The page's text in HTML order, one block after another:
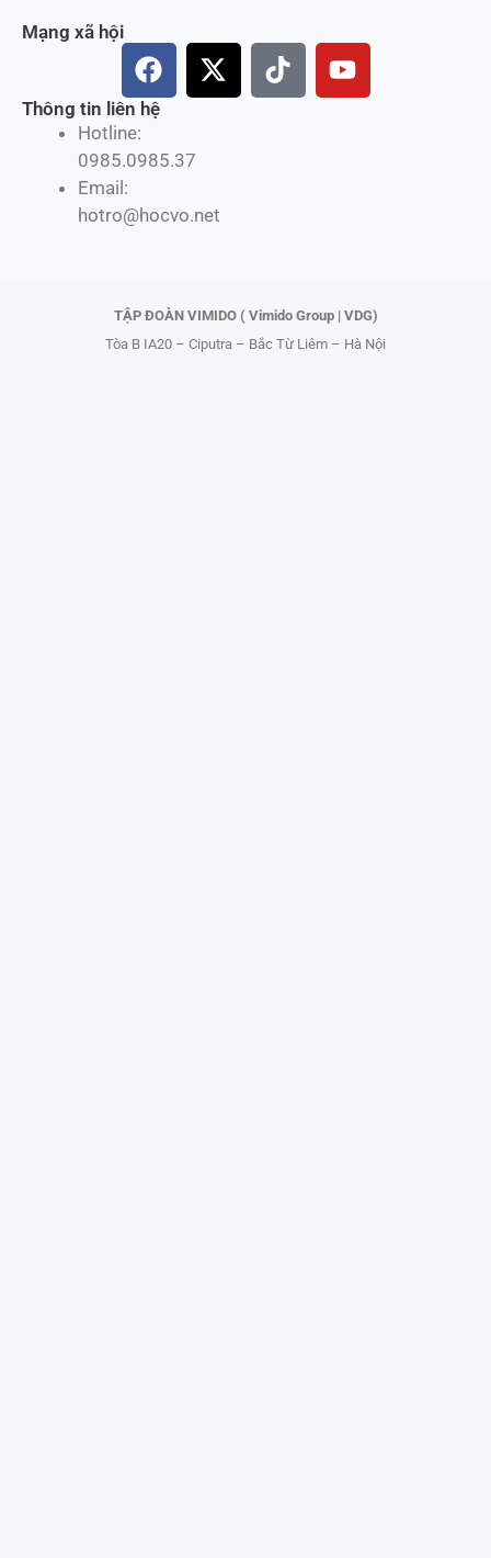
Hotline:
0985.0985.37
Email:
hotro@hocvo.net
Mạng xã hội
F
a
c
b
o
X
-
t
T
i
Y
o
Thông tin liên hệ
TẬP ĐOÀN VIMIDO ( Vimido Group | VDG)
Tòa B IA20 – Ciputra – Bắc Từ Liêm – Hà Nội